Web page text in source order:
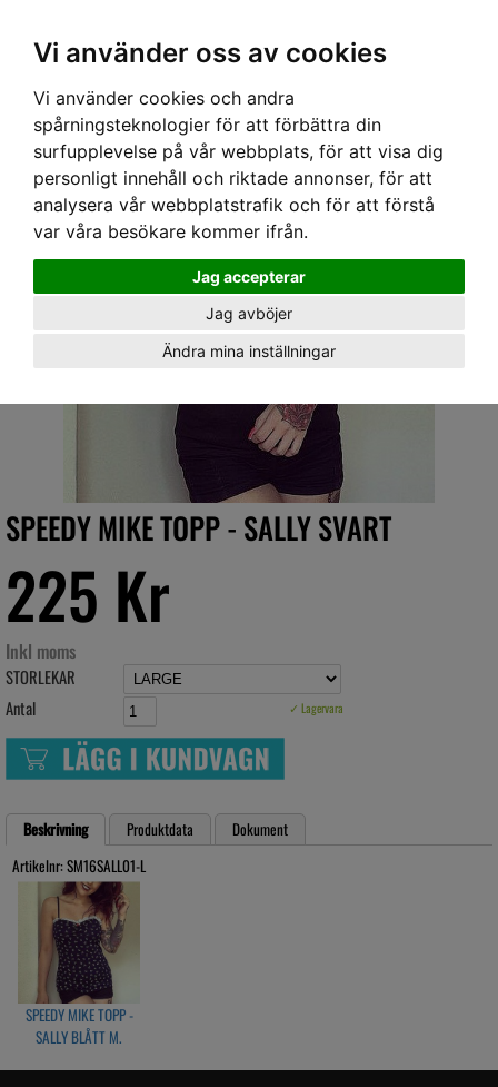
Vi använder oss av cookies
Vi använder cookies och andra
spårningsteknologier för att förbättra din
surfupplevelse på vår webbplats, för att visa dig
personligt innehåll och riktade annonser, för att
analysera vår webbplatstrafik och för att förstå
var våra besökare kommer ifrån.
Jag accepterar
Jag avböjer
Ändra mina inställningar
Hem› DAM›TOPPAR › SPEEDY MIKE TOPP - SALLY SVART
SPEEDY MIKE TOPP - SALLY SVART
225 Kr
Inkl moms
STORLEKAR
Antal
✓ Lagervara
Beskrivning Produktdata
Dokument
Artikelnr: SM16SALL01-L
SPEEDY MIKE TOPP -
SALLY BLÅTT M.